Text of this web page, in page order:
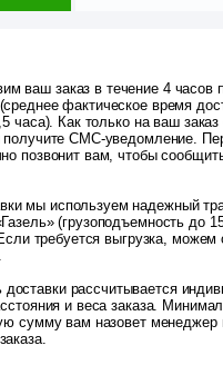
ваш заказ в течение 4 часов
фактическое время
часа). Как только на ваш заказ
СМС-уведомление.
позвонит вам, чтобы
мы используем надежный
(грузоподъемность до
требуется выгрузка, можем
доставки рассчитывается
и веса заказа.
сумму вам назовет менеджер